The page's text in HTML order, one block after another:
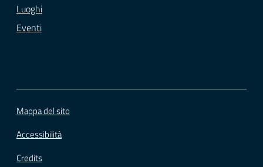
Luoghi
Eventi
Mappa del sito
Accessibilità
Credits